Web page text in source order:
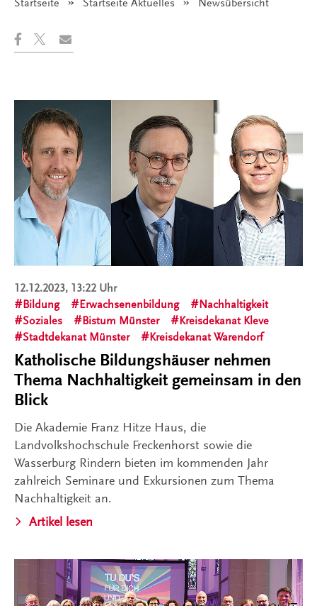
Startseite Startseite Aktuelles Angezeigt:
Newsübersicht
12.12.2023, 13:22 Uhr
Bildung
Erwachsenenbildung
Nachhaltigkeit
Soziales
Bistum Münster
Kreisdekanat Kleve
Stadtdekanat Münster
Kreisdekanat Warendorf
Katholische Bildungshäuser nehmen
Thema Nachhaltigkeit gemeinsam in den
Blick
Die Akademie Franz Hitze Haus, die
Landvolkshochschule Freckenhorst sowie die
Wasserburg Rindern bieten im kommenden Jahr
zahlreich Seminare und Exkursionen zum Thema
Nachhaltigkeit an.
Artikel lesen